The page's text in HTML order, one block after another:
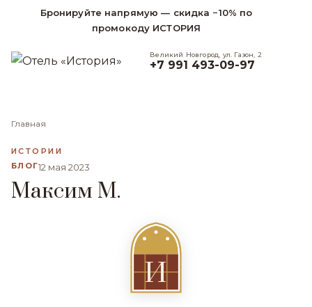
Бронируйте напрямую — скидка −10% по
промокоду ИСТОРИЯ
Великий Новгород, ул. Газон, 2
+7 991 493-09-97
Главная
ИСТОРИИ
БЛОГ12 мая 2023
Максим М.
И